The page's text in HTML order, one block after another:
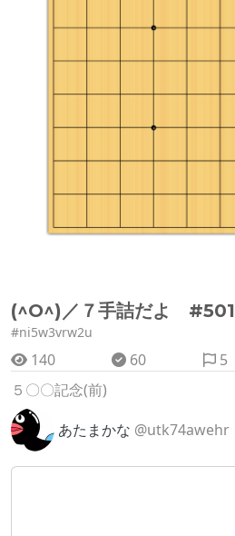
(^O^)／７手詰だよ #501
#ni5w3vrw2u
140 60 5
５〇〇記念(前)
あたまかな @utk74awehr